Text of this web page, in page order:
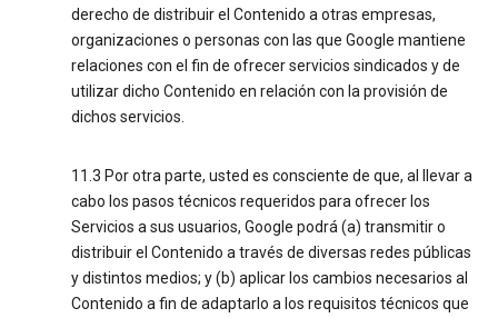
derecho de distribuir el Contenido a otras empresas,
organizaciones o personas con las que Google mantiene
relaciones con el fin de ofrecer servicios sindicados y de
utilizar dicho Contenido en relación con la provisión de
dichos servicios.
11.3 Por otra parte, usted es consciente de que, al llevar a
cabo los pasos técnicos requeridos para ofrecer los
Servicios a sus usuarios, Google podrá (a) transmitir o
distribuir el Contenido a través de diversas redes públicas
y distintos medios; y (b) aplicar los cambios necesarios al
Contenido a fin de adaptarlo a los requisitos técnicos que